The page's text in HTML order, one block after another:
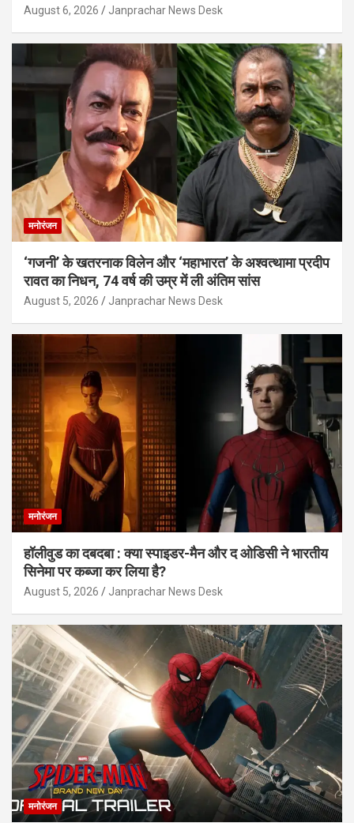
August 6, 2026 Janprachar News Desk
मनोरंजन
‘गजनी’ के खतरनाक विलेन और ‘महाभारत’ के अश्वत्थामा प्रदीप
रावत का निधन, 74 वर्ष की उम्र में ली अंतिम सांस
August 5, 2026 Janprachar News Desk
मनोरंजन
हॉलीवुड का दबदबा : क्या स्पाइडर-मैन और द ओडिसी ने भारतीय
सिनेमा पर कब्जा कर लिया है?
August 5, 2026 Janprachar News Desk
मनोरंजन